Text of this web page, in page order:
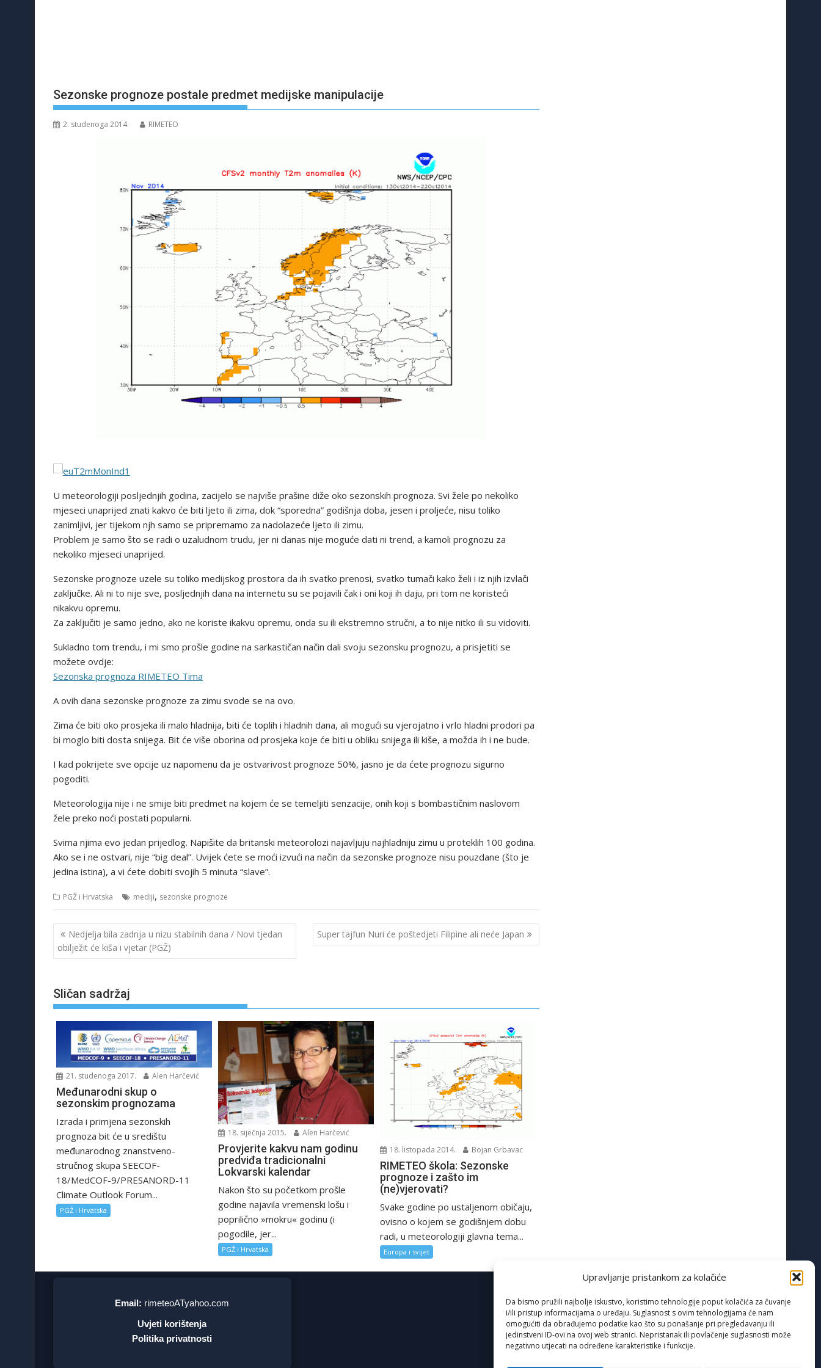
Upravljanje pristankom za kolačiće
Da bismo pružili najbolje iskustvo, koristimo tehnologije poput kolačića za čuvanje
i/ili pristup informacijama o uređaju. Suglasnost s ovim tehnologijama će nam
omogućiti da obrađujemo podatke kao što su ponašanje pri pregledavanju ili
jedinstveni ID-ovi na ovoj web stranici. Nepristanak ili povlačenje suglasnosti može
negativno utjecati na određene karakteristike i funkcije.
Sezonske prognoze postale predmet medijske manipulacije
2. studenoga 2014. RIMETEO
U meteorologiji posljednjih godina, zacijelo se najviše prašine diže oko sezonskih prognoza. Svi žele po nekoliko
mjeseci unaprijed znati kakvo će biti ljeto ili zima, dok “sporedna” godišnja doba, jesen i proljeće, nisu toliko
zanimljivi, jer tijekom njh samo se pripremamo za nadolazeće ljeto ili zimu.
Problem je samo što se radi o uzaludnom trudu, jer ni danas nije moguće dati ni trend, a kamoli prognozu za
nekoliko mjeseci unaprijed.
Sezonske prognoze uzele su toliko medijskog prostora da ih svatko prenosi, svatko tumači kako želi i iz njih izvlači
zaključke. Ali ni to nije sve, posljednjih dana na internetu su se pojavili čak i oni koji ih daju, pri tom ne koristeći
nikakvu opremu.
Za zaključiti je samo jedno, ako ne koriste ikakvu opremu, onda su ili ekstremno stručni, a to nije nitko ili su vidoviti.
Sukladno tom trendu, i mi smo prošle godine na sarkastičan način dali svoju sezonsku prognozu, a prisjetiti se
možete ovdje:
Sezonska prognoza RIMETEO Tima
A ovih dana sezonske prognoze za zimu svode se na ovo.
Zima će biti oko prosjeka ili malo hladnija, biti će toplih i hladnih dana, ali mogući su vjerojatno i vrlo hladni prodori pa
bi moglo biti dosta snijega. Bit će više oborina od prosjeka koje će biti u obliku snijega ili kiše, a možda ih i ne bude.
I kad pokrijete sve opcije uz napomenu da je ostvarivost prognoze 50%, jasno je da ćete prognozu sigurno
pogoditi.
Meteorologija nije i ne smije biti predmet na kojem će se temeljiti senzacije, onih koji s bombastičnim naslovom
žele preko noći postati popularni.
Svima njima evo jedan prijedlog. Napišite da britanski meteorolozi najavljuju najhladniju zimu u proteklih 100 godina.
Ako se i ne ostvari, nije “big deal”. Uvijek ćete se moći izvući na način da sezonske prognoze nisu pouzdane (što je
jedina istina), a vi ćete dobiti svojih 5 minuta “slave”.
PGŽ i Hrvatska mediji, sezonske prognoze
Navigacija
objava
Nedjelja bila zadnja u nizu stabilnih dana / Novi tjedan
obilježit će kiša i vjetar (PGŽ)
Super tajfun Nuri će poštedjeti Filipine ali neće Japan
Sličan sadržaj
21. studenoga 2017. Alen Harčević
Međunarodni skup o
sezonskim prognozama
Izrada i primjena sezonskih
prognoza bit će u središtu
međunarodnog znanstveno-
stručnog skupa SEECOF-
18/MedCOF-9/PRESANORD-11
Climate Outlook Forum...
PGŽ i Hrvatska
18. siječnja 2015. Alen Harčević
Provjerite kakvu nam godinu
predviđa tradicionalni
Lokvarski kalendar
Nakon što su početkom prošle
godine najavila vremenski lošu i
poprilično »mokru« godinu (i
pogodile, jer...
PGŽ i Hrvatska
18. listopada 2014. Bojan Grbavac
RIMETEO škola: Sezonske
prognoze i zašto im
(ne)vjerovati?
Svake godine po ustaljenom običaju,
ovisno o kojem se godišnjem dobu
radi, u meteorologiji glavna tema...
Europa i svijet
Email: rimeteoATyahoo.com
Uvjeti korištenja
Politika privatnosti